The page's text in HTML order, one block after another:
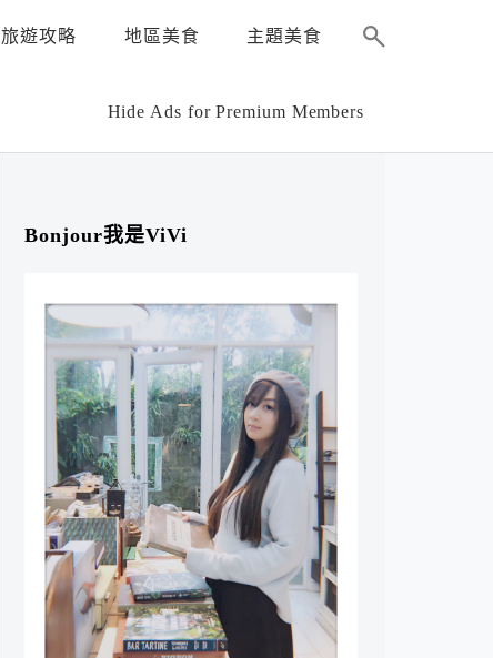
旅遊攻略 地區美食 主題美食
Hide Ads for Premium Members
Bonjour我是ViVi